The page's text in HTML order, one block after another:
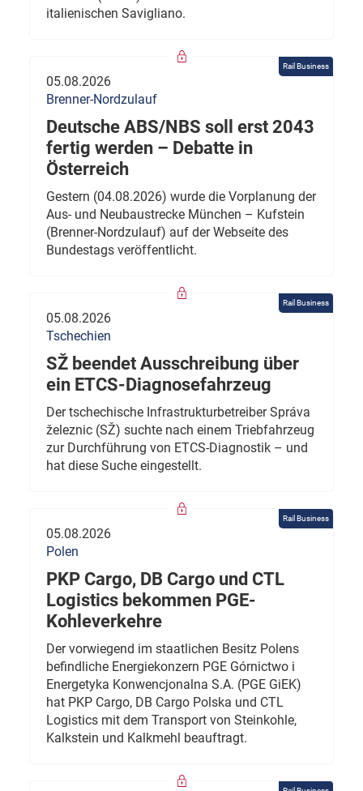
italienischen Savigliano.
Rail Business
05.08.2026
Brenner-Nordzulauf
Deutsche ABS/NBS soll erst 2043
fertig werden – Debatte in
Österreich
Gestern (04.08.2026) wurde die Vorplanung der
Aus- und Neubaustrecke München – Kufstein
(Brenner-Nordzulauf) auf der Webseite des
Bundestags veröffentlicht.
Rail Business
05.08.2026
Tschechien
SŽ beendet Ausschreibung über
ein ETCS-Diagnosefahrzeug
Der tschechische Infrastrukturbetreiber Správa
železnic (SŽ) suchte nach einem Triebfahrzeug
zur Durchführung von ETCS-Diagnostik – und
hat diese Suche eingestellt.
Rail Business
05.08.2026
Polen
PKP Cargo, DB Cargo und CTL
Logistics bekommen PGE-
Kohleverkehre
Der vorwiegend im staatlichen Besitz Polens
befindliche Energiekonzern PGE Górnictwo i
Energetyka Konwencjonalna S.A. (PGE GiEK)
hat PKP Cargo, DB Cargo Polska und CTL
Logistics mit dem Transport von Steinkohle,
Kalkstein und Kalkmehl beauftragt.